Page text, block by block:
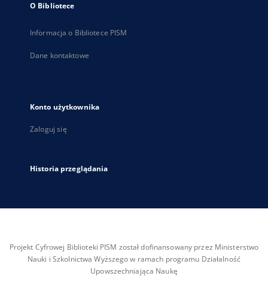
O Bibliotece
Informacja o Bibliotece PISM
Dane kontaktowe
Konto użytkownika
Zaloguj się
Historia przeglądania
Projekt Cyfrowej Biblioteki PISM został dofinansowany przez Ministerstwo
Nauki i Szkolnictwa Wyższego w ramach programu Działalność
Upowszechniająca Naukę